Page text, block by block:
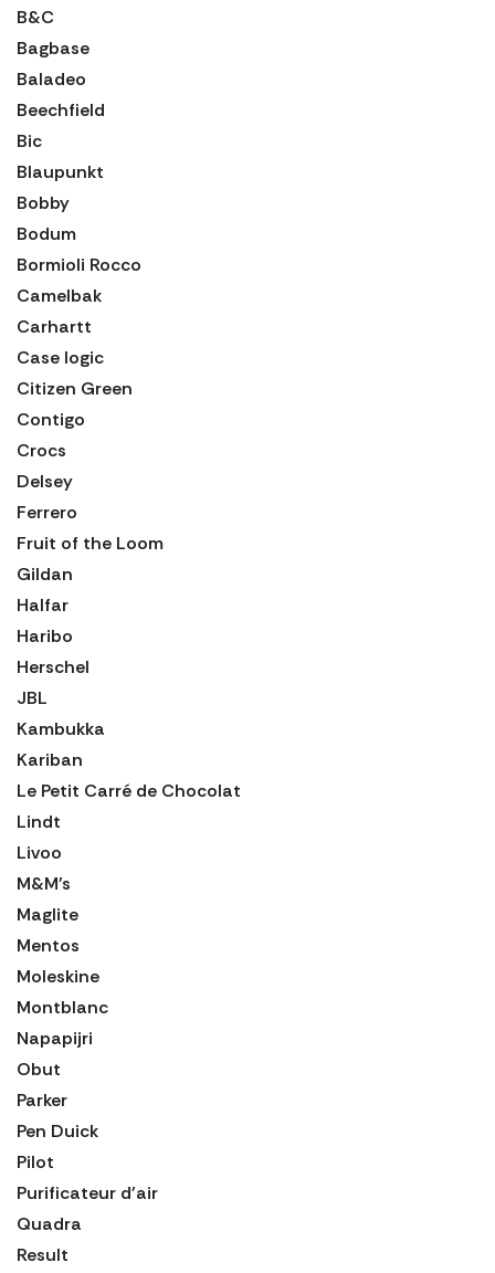
B&C
Bagbase
Baladeo
Beechfield
Bic
Blaupunkt
Bobby
Bodum
Bormioli Rocco
Camelbak
Carhartt
Case logic
Citizen Green
Contigo
Crocs
Delsey
Ferrero
Fruit of the Loom
Gildan
Halfar
Haribo
Herschel
JBL
Kambukka
Kariban
Le Petit Carré de Chocolat
Lindt
Livoo
M&M's
Maglite
Mentos
Moleskine
Montblanc
Napapijri
Obut
Parker
Pen Duick
Pilot
Purificateur d'air
Quadra
Result